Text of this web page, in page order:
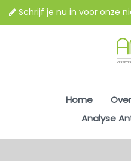
Schrijf je nu in voor onze
Home
Analyse